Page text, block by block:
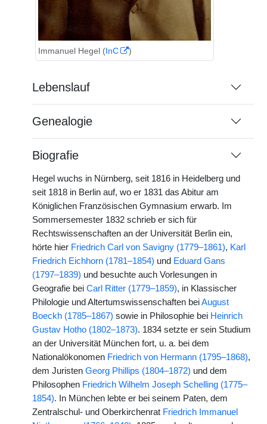
Immanuel Hegel (InC )
Lebenslauf
Genealogie
Biografie
Hegel wuchs in Nürnberg, seit 1816 in Heidelberg und
seit 1818 in Berlin auf, wo er 1831 das Abitur am
Königlichen Französischen Gymnasium erwarb. Im
Sommersemester 1832 schrieb er sich für
Rechtswissenschaften an der Universität Berlin ein,
hörte hier Friedrich Carl von Savigny (1779–1861), Karl
Friedrich Eichhorn (1781–1854) und Eduard Gans
(1797–1839) und besuchte auch Vorlesungen in
Geografie bei Carl Ritter (1779–1859), in Klassischer
Philologie und Altertumswissenschaften beiAugust
Boeckh (1785–1867) sowie in Philosophie bei Heinrich
Gustav Hotho (1802–1873). 1834 setzte er sein Studium
an der Universität München fort, u. a. bei dem
Nationalökonomen Friedrich von Hermann (1795–1868),
dem Juristen Georg Phillips (1804–1872) und dem
Philosophen Friedrich Wilhelm Joseph Schelling (1775–
1854). In München lebte er bei seinem Paten, dem
Zentralschul- und Oberkirchenrat Friedrich Immanuel